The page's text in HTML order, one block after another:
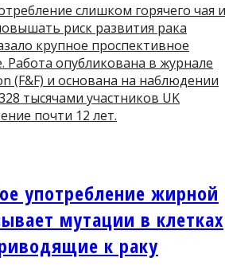
слишком горячего чая и
риск развития рака
крупное проспективное
Работа опубликована в журнале
(F&F) и основана на наблюдении
тысячами участников UK
почти 12 лет.
употребление жирной
мутации в клетках
к раку